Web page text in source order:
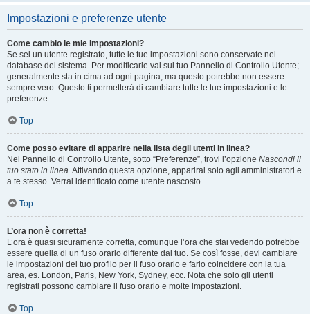
Impostazioni e preferenze utente
Come cambio le mie impostazioni?
Se sei un utente registrato, tutte le tue impostazioni sono conservate nel
database del sistema. Per modificarle vai sul tuo Pannello di Controllo Utente;
generalmente sta in cima ad ogni pagina, ma questo potrebbe non essere
sempre vero. Questo ti permetterà di cambiare tutte le tue impostazioni e le
preferenze.
Top
Come posso evitare di apparire nella lista degli utenti in linea?
Nel Pannello di Controllo Utente, sotto “Preferenze”, trovi l’opzione Nascondi il
tuo stato in linea. Attivando questa opzione, apparirai solo agli amministratori e
a te stesso. Verrai identificato come utente nascosto.
Top
L’ora non è corretta!
L’ora è quasi sicuramente corretta, comunque l’ora che stai vedendo potrebbe
essere quella di un fuso orario differente dal tuo. Se così fosse, devi cambiare
le impostazioni del tuo profilo per il fuso orario e farlo coincidere con la tua
area, es. London, Paris, New York, Sydney, ecc. Nota che solo gli utenti
registrati possono cambiare il fuso orario e molte impostazioni.
Top